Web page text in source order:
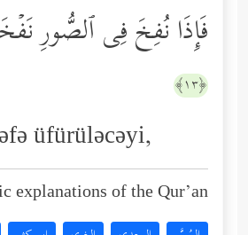
فَإِذَا نُفِخَ فِی ٱلصُّورِ
﴿١٣﴾
üfürüləcəyi,
explanations of the Qur’an: